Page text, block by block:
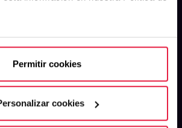
Permitir cookies
cookies